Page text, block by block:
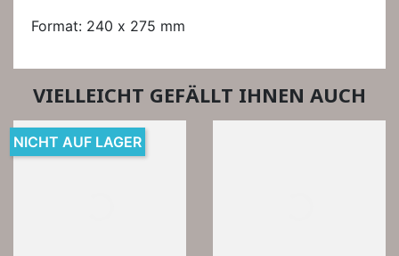
Format: 240 x 275 mm
VIELLEICHT GEFÄLLT IHNEN AUCH
NICHT AUF LAGER